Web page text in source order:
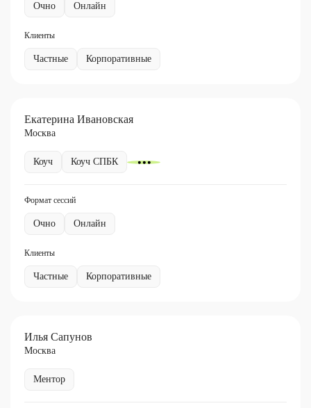
Очно Онлайн
Клиенты
Частные Корпоративные
Екатерина Ивановская
Москва
Коуч Коуч СПБК
Формат сессий
Очно Онлайн
Клиенты
Частные Корпоративные
Илья Сапунов
Москва
Ментор